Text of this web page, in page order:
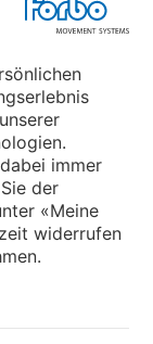
gehört zur
Flat in der
mit negativer
und die
immer
der
«Meine
widerrufen